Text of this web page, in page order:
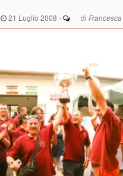
21 Luglio 2008 - di